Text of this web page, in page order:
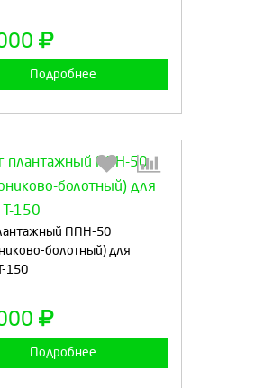
Подробнее
ППН-50
болотный) для
150
Подробнее
количество: